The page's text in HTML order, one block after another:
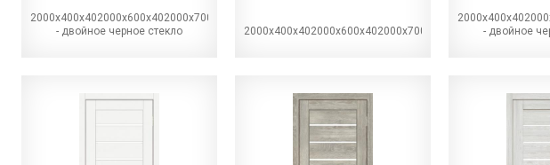
2000х400х402000х600х402000х700х402000х800х402000х900х40BG
- двойное черное стекло
- двойное